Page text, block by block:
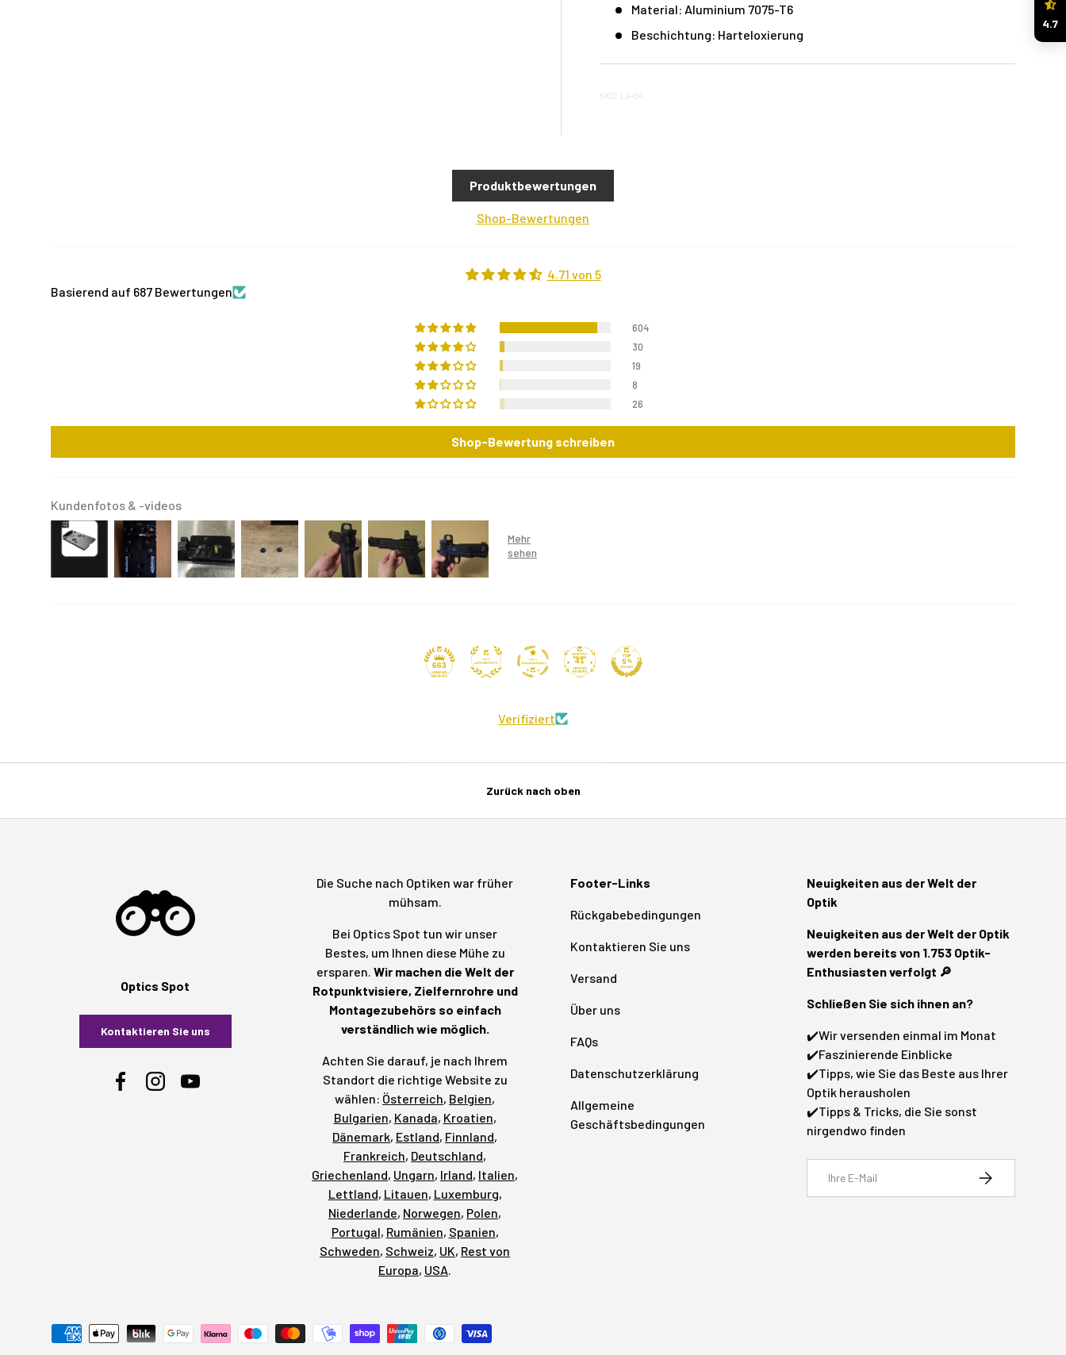
Material: Aluminium 7075-T6
Beschichtung: Harteloxierung
SKU: LV-04
Produktbewertungen
Shop-Bewertungen
4.71 von 5
Basierend auf 687 Bewertungen
604
30
19
8
26
Shop-Bewertung schreiben
Kundenfotos & -videos
663
41
Verifiziert
Zurück nach oben
Optics Spot
Kontaktieren Sie uns
FacebookInstagramYouTube
Die Suche nach Optiken war früher
mühsam.
Bei Optics Spot tun wir unser
Bestes, um Ihnen diese Mühe zu
ersparen. Wir machen die Welt der
Rotpunktvisiere, Zielfernrohre und
Montagezubehörs so einfach
verständlich wie möglich.
Achten Sie darauf, je nach Ihrem
Standort die richtige Website zu
wählen: Österreich, Belgien,
Bulgarien, Kanada, Kroatien,
Dänemark, Estland, Finnland,
Frankreich, Deutschland,
Griechenland, Ungarn, Irland, Italien,
Lettland, Litauen, Luxemburg,
Niederlande, Norwegen, Polen,
Portugal, Rumänien, Spanien,
Schweden, Schweiz, UK, Rest von
Europa, USA
Footer-Links
Rückgabebedingungen
Kontaktieren Sie uns
Versand
Über uns
FAQs
Datenschutzerklärung
Allgemeine
Geschäftsbedingungen
Neuigkeiten aus der Welt der
Optik
Neuigkeiten aus der Welt der Optik
werden bereits von 1.753 Optik-
Enthusiasten verfolgt 🔎
Schließen Sie sich ihnen an?
✔️Wir versenden einmal im Monat
✔️Faszinierende Einblicke
✔️Tipps, wie Sie das Beste aus Ihrer
Optik herausholen
✔️Tipps & Tricks, die Sie sonst
nirgendwo finden
Abonnieren
Zahlungsmethoden akzeptiert
4.7